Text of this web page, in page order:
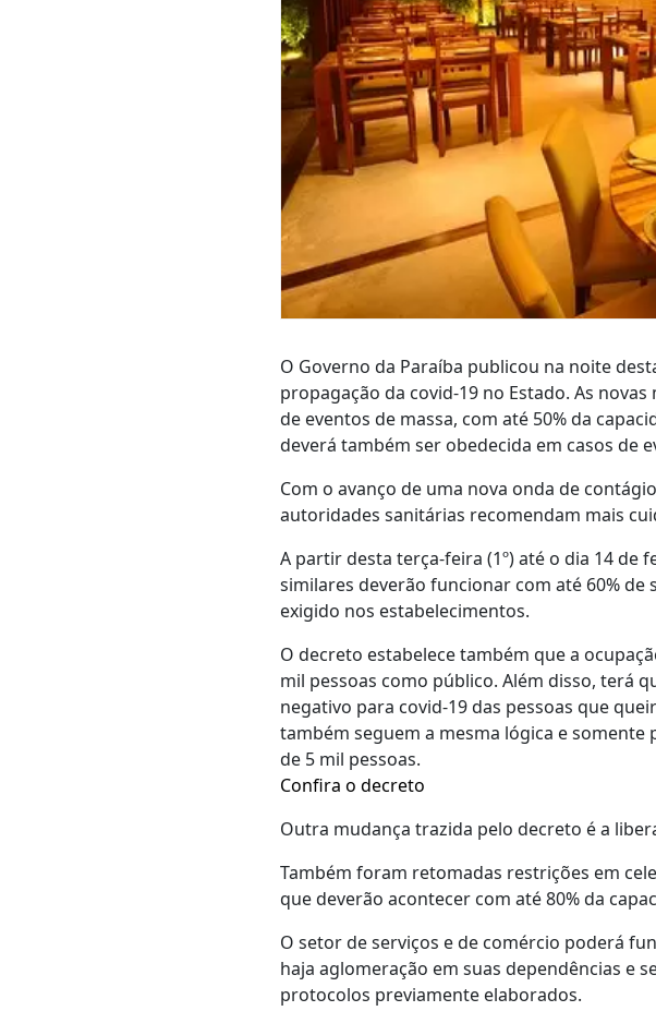
O Governo da Paraíba publicou na noite
propagação da covid-19 no Estado. As
de eventos de massa, com até 50% da
deverá também ser obedecida em casos de
Com o avanço de uma nova onda de
autoridades sanitárias recomendam mais
A partir desta terça-feira (1º) até o dia 14
similares deverão funcionar com até 60%
exigido nos estabelecimentos.
O decreto estabelece também que a
mil pessoas como público. Além disso, terá
negativo para covid-19 das pessoas que
também seguem a mesma lógica e
de 5 mil pessoas.
Confira o decreto
Outra mudança trazida pelo decreto é a
Também foram retomadas restrições em
que deverão acontecer com até 80% da
O setor de serviços e de comércio poderá
haja aglomeração em suas dependências e
protocolos previamente elaborados.